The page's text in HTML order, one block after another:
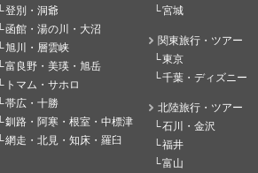
登別・洞爺
函館・湯の川・大沼
旭川・層雲峡
富良野・美瑛・旭岳
トマム・サホロ
帯広・十勝
釧路・阿寒・根室・中標津
網走・北見・知床・羅臼
宮城
関東旅行・ツアー
東京
千葉・ディズニー
北陸旅行・ツアー
石川・金沢
福井
富山